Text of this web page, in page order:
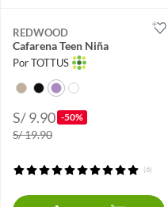
REDWOOD
Cafarena Teen Niña
Por TOTTUS
S/ 9.90 -50%
S/ 19.90
(6)